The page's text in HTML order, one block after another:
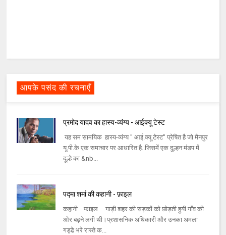
आपके पसंद की रचनाएँ
प्रमोद यादव का हास्य-व्यंग्य - आईक्यू टेस्ट
यह सम सामयिक हास्य-व्यंग्य " आई.क्यू.टेस्ट" प्रेषित है जो मैनपुर
यू.पी.के एक समाचार पर आधारित है..जिसमें एक दुल्हन मंडप में
दूल्हे का &nb...
पद्मा शर्मा की कहानी - फ़ाइल
कहानी फाइल गाड़ी शहर की सड़कों को छोड़ती हुयी गाँव की
ओर बढ़ने लगी थी।प्रशासनिक अधिकारी और उनका अमला
गड्ढे भरे रास्ते क...